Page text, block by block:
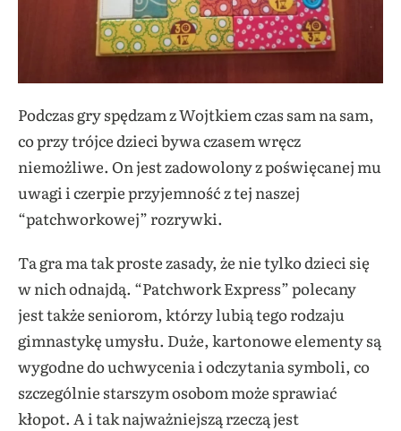
Podczas gry spędzam z Wojtkiem czas sam na sam,
co przy trójce dzieci bywa czasem wręcz
niemożliwe. On jest zadowolony z poświęcanej mu
uwagi i czerpie przyjemność z tej naszej
“patchworkowej” rozrywki.
Ta gra ma tak proste zasady, że nie tylko dzieci się
w nich odnajdą. “Patchwork Express” polecany
jest także seniorom, którzy lubią tego rodzaju
gimnastykę umysłu. Duże, kartonowe elementy są
wygodne do uchwycenia i odczytania symboli, co
szczególnie starszym osobom może sprawiać
kłopot. A i tak najważniejszą rzeczą jest